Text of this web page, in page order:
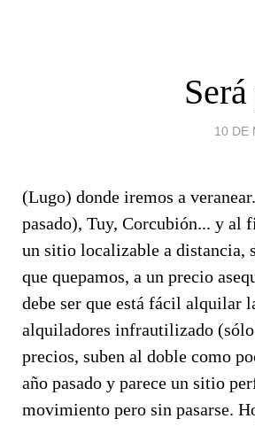
10 DE
(Lugo) donde iremos a
pasado), Tuy, Corcubión... y al
un sitio localizable a distancia,
que quepamos, a un precio
debe ser que está fácil alquilar
alquiladores infrautilizado (sólo
precios, suben al doble como
año pasado y parece un sitio
movimiento pero sin pasarse.